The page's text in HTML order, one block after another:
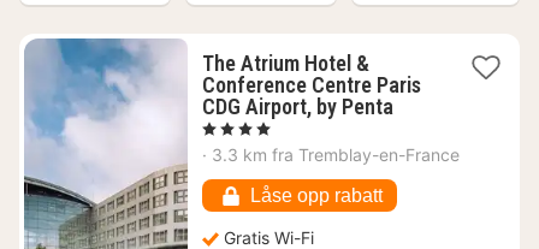
The Atrium Hotel &
Conference Centre Paris
CDG Airport, by Penta1
fra
kr.
, 4 Stjerner
· 3.3 km fra Tremblay-en-France
Låse opp rabatt
Gratis Wi-Fi